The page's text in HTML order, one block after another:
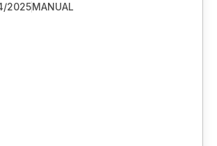
2025MANUAL